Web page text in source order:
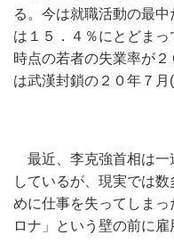
る。今は就職活動の最
は１５．４％にとどま
時点の若者の失業率が
は武漢封鎖の２０年７月
最近、李克強首相は一
しているが、現実では
めに仕事を失ってしま
ロナ」という壁の前に雇